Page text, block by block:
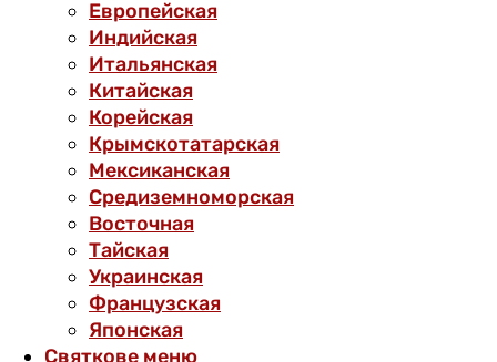
Европейская
Индийская
Итальянская
Китайская
Корейская
Крымскотатарская
Мексиканская
Средиземноморская
Восточная
Тайская
Украинская
Французская
Японская
Святкове меню